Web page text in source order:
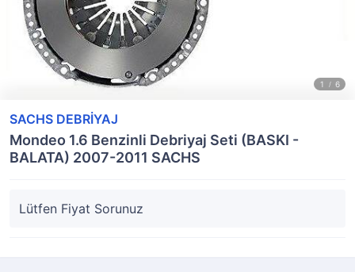
SACHS DEBRİYAJ
Mondeo 1.6 Benzinli Debriyaj Seti (BASKI -
BALATA) 2007-2011 SACHS
Lütfen Fiyat Sorunuz